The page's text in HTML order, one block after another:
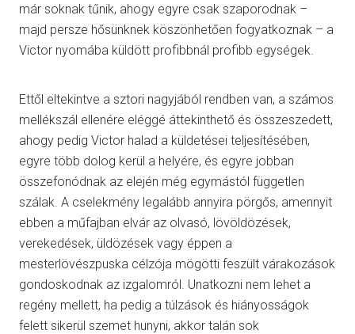
már soknak tűnik, ahogy egyre csak szaporodnak –
majd persze hősünknek köszönhetően fogyatkoznak – a
Victor nyomába küldött profibbnál profibb egységek.
Ettől eltekintve a sztori nagyjából rendben van, a számos
mellékszál ellenére eléggé áttekinthető és összeszedett,
ahogy pedig Victor halad a küldetései teljesítésében,
egyre több dolog kerül a helyére, és egyre jobban
összefonódnak az elején még egymástól független
szálak. A cselekmény legalább annyira pörgős, amennyit
ebben a műfajban elvár az olvasó, lövöldözések,
verekedések, üldözések vagy éppen a
mesterlövészpuska célzója mögötti feszült várakozások
gondoskodnak az izgalomról. Unatkozni nem lehet a
regény mellett, ha pedig a túlzások és hiányosságok
felett sikerül szemet hunyni, akkor talán sok